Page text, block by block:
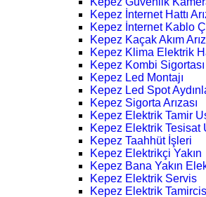
Kepez İnternet Hattı
Kepez İnternet Kablo
Kepez Kaçak Akım
Kepez Klima Elektrik
Kepez Kombi Sigortası
Kepez Led Montajı
Kepez Led Spot
Kepez Sigorta Arızası
Kepez Elektrik Tamir
Kepez Elektrik Tesisat
Kepez Taahhüt İşleri
Kepez Elektrikçi Yakın
Kepez Bana Yakın
Kepez Elektrik Servis
Kepez Elektrik